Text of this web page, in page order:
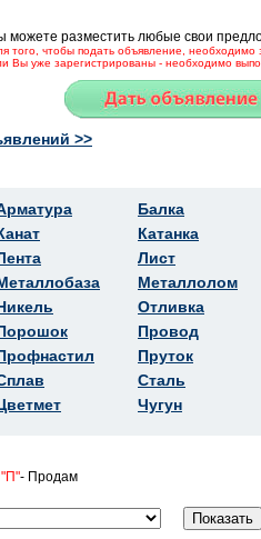
можете разместить любые свои
того, чтобы подать объявление, необходимо
Вы уже зарегистрированы - необходимо
>>
Балка
Катанка
Лист
Металлолом
Отливка
Провод
Пруток
Сталь
Чугун
"П"- Продам